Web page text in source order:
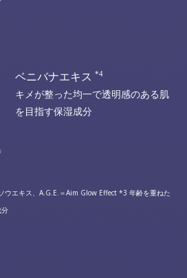
ベニバナエキス *4
キメが整った均一で透明感のある肌
を目指す保湿成分
エキス、A.G.E.＝Aim Glow Effect *3 年齢を重ねた